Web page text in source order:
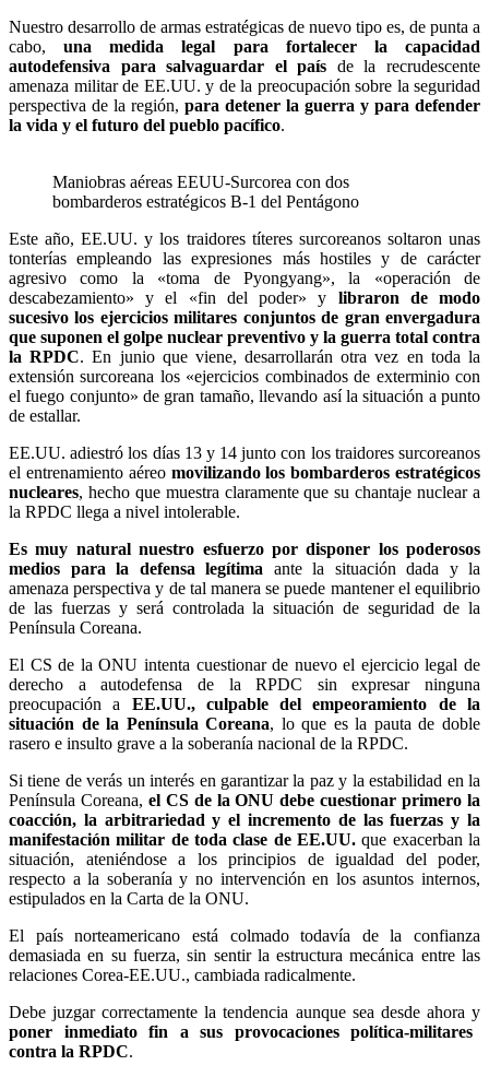
Nuestro desarrollo de armas estratégicas de nuevo tipo es, de punta a
cabo, una medida legal para fortalecer la capacidad
autodefensiva para salvaguardar el país de la recrudescente
amenaza militar de EE.UU. y de la preocupación sobre la seguridad
perspectiva de la región, para detener la guerra y para defender
la vida y el futuro del pueblo pacífico.
Maniobras aéreas EEUU-Surcorea con dos
bombarderos estratégicos B-1 del Pentágono
Este año, EE.UU. y los traidores títeres surcoreanos soltaron unas
tonterías empleando las expresiones más hostiles y de carácter
agresivo como la «toma de Pyongyang», la «operación de
descabezamiento» y el «fin del poder» y libraron de modo
sucesivo los ejercicios militares conjuntos de gran envergadura
que suponen el golpe nuclear preventivo y la guerra total contra
la RPDC. En junio que viene, desarrollarán otra vez en toda la
extensión surcoreana los «ejercicios combinados de exterminio con
el fuego conjunto» de gran tamaño, llevando así la situación a punto
de estallar.
EE.UU. adiestró los días 13 y 14 junto con los traidores surcoreanos
el entrenamiento aéreomovilizando los bombarderos estratégicos
nucleares, hecho que muestra claramente que su chantaje nuclear a
la RPDC llega a nivel intolerable.
Es muy natural nuestro esfuerzo por disponer los poderosos
medios para la defensa legítima ante la situación dada y la
amenaza perspectiva y de tal manera se puede mantener el equilibrio
de las fuerzas y será controlada la situación de seguridad de la
Península Coreana.
El CS de la ONU intenta cuestionar de nuevo el ejercicio legal de
derecho a autodefensa de la RPDC sin expresar ninguna
preocupación a EE.UU., culpable del empeoramiento de la
situación de la Península Coreana, lo que es la pauta de doble
rasero e insulto grave a la soberanía nacional de la RPDC.
Si tiene de verás un interés en garantizar la paz y la estabilidad en la
Península Coreana, el CS de la ONU debe cuestionar primero la
coacción, la arbitrariedad y el incremento de las fuerzas y la
manifestación militar de toda clase de EE.UU. que exacerban la
situación, ateniéndose a los principios de igualdad del poder,
respecto a la soberanía y no intervención en los asuntos internos,
estipulados en la Carta de la ONU.
El país norteamericano está colmado todavía de la confianza
demasiada en su fuerza, sin sentir la estructura mecánica entre las
relaciones Corea-EE.UU., cambiada radicalmente.
Debe juzgar correctamente la tendencia aunque sea desde ahora y
poner inmediato fin a sus provocaciones política-militares
contra la RPDC.